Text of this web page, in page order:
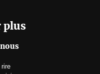
plus
rire